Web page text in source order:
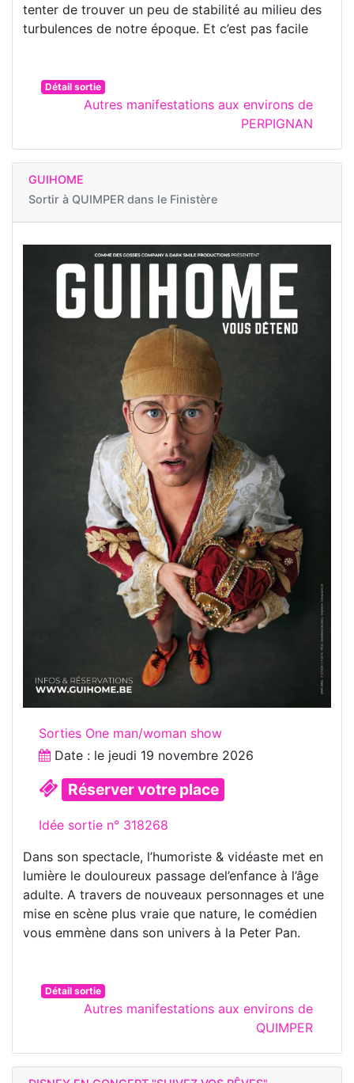
tenter de trouver un peu de stabilité au milieu des
turbulences de notre époque. Et c’est pas facile
Détail sortie
Autres manifestations aux environs de
PERPIGNAN
GUIHOME
Sortir à QUIMPER dans le Finistère
Sorties One man/woman show
Date : le jeudi 19 novembre 2026
Réserver votre place
Idée sortie n° 318268
Dans son spectacle, l’humoriste & vidéaste met en
lumière le douloureux passage del’enfance à l’âge
adulte. A travers de nouveaux personnages et une
mise en scène plus vraie que nature, le comédien
vous emmène dans son univers à la Peter Pan.
Détail sortie
Autres manifestations aux environs de
QUIMPER